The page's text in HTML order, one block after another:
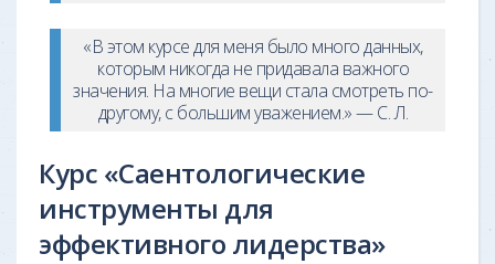
«В этом курсе для меня было много данных,
которым никогда не придавала важного
значения. На многие вещи стала смотреть по-
другому, с большим уважением.» — С. Л.
Курс «Саентологические
инструменты для
эффективного лидерства»